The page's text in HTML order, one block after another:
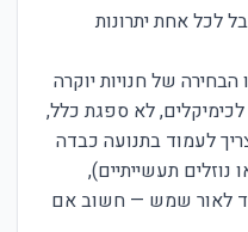
לכל אחת יתרונות
הבחירה של חנויות יוקרה
היא 100% עמידה לכימיקלים, לא ספגת כלל,
לעמוד בתנועה כבדה
תעשייתיים),
לאור שמש — חשוב אם